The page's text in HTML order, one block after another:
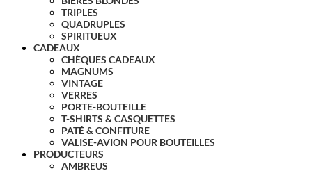
TRIPLES
QUADRUPLES
SPIRITUEUX
CADEAUX
CHÈQUES CADEAUX
MAGNUMS
VINTAGE
VERRES
PORTE-BOUTEILLE
T-SHIRTS & CASQUETTES
PATÉ & CONFITURE
VALISE-AVION POUR BOUTEILLES
PRODUCTEURS
AMBREUS